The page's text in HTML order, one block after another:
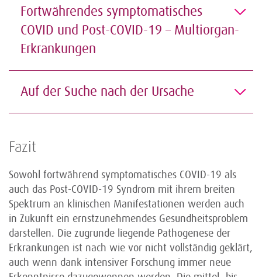
Fortwährendes symptomatisches
COVID und Post-COVID-19 – Multiorgan-
Erkrankungen
Auf der Suche nach der Ursache
Fazit
Sowohl fortwährend symptomatisches COVID-19 als
auch das Post-COVID-19 Syndrom mit ihrem breiten
Spektrum an klinischen Manifestationen werden auch
in Zukunft ein ernstzunehmendes Gesundheitsproblem
darstellen. Die zugrunde liegende Pathogenese der
Erkrankungen ist nach wie vor nicht vollständig geklärt,
auch wenn dank intensiver Forschung immer neue